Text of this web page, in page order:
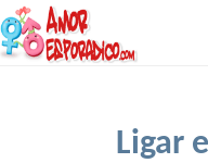
Ligar